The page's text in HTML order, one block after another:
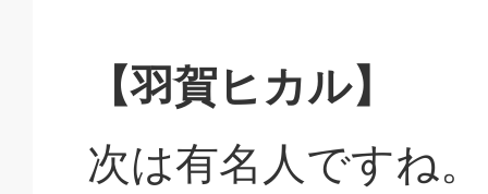
【羽賀ヒカル】
次は有名人ですね。